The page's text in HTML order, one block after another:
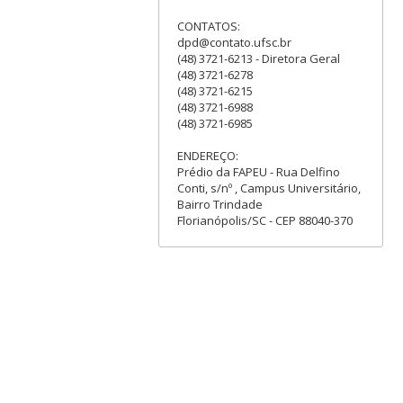
CONTATOS:
dpd@contato.ufsc.br
(48) 3721-6213 - Diretora Geral
(48) 3721-6278
(48) 3721-6215
(48) 3721-6988
(48) 3721-6985
ENDEREÇO:
Prédio da FAPEU - Rua Delfino
Conti, s/nº , Campus Universitário,
Bairro Trindade
Florianópolis/SC - CEP 88040-370